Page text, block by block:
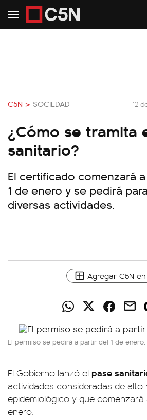
C5N > SOCIEDAD 12
¿Cómo se tramita
sanitario?
El certificado comenzará
1 de enero y se pedirá
diversas actividades.
Agregar C5N en
El permiso se pedirá a partir del 1 de enero.
El Gobierno lanzó el pase
actividades consideradas de alto
epidemiológico y que
enero.